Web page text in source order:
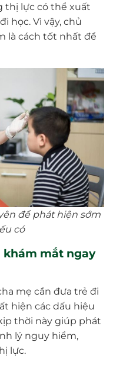
thị lực có thể xuất
học. Vì vậy, chủ
là cách tốt nhất để
để phát hiện sớm
có
khám mắt ngay
mẹ cần đưa trẻ đi
hiện các dấu hiệu
thời này giúp phát
lý nguy hiểm,
lực.